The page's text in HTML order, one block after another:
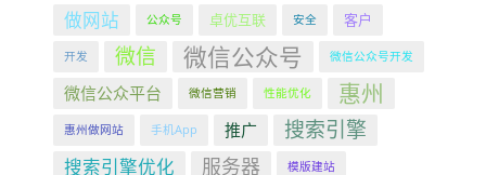
做网站 公众号 卓优互联 安全 客户
开发 微信 微信公众号 微信公众号开发
微信公众平台 微信营销 性能优化 惠州
惠州做网站 手机App 推广 搜索引擎
搜索引擎优化 服务器 模版建站